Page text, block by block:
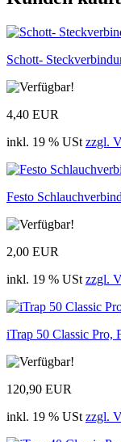
Schott-
4,40 EUR
inkl. 19 % USt zzgl.
Festo
2,00 EUR
inkl. 19 % USt zzgl.
iTrap 50 Classic Pro,
120,90 EUR
inkl. 19 % USt zzgl.